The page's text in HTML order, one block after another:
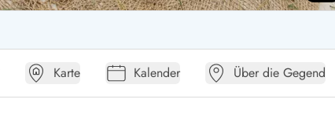
Karte Kalender Über die Gegend